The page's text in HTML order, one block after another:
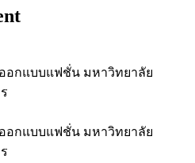
กแบบแฟชั่น มหาวิทยาลัย
กแบบแฟชั่น มหาวิทยาลัย